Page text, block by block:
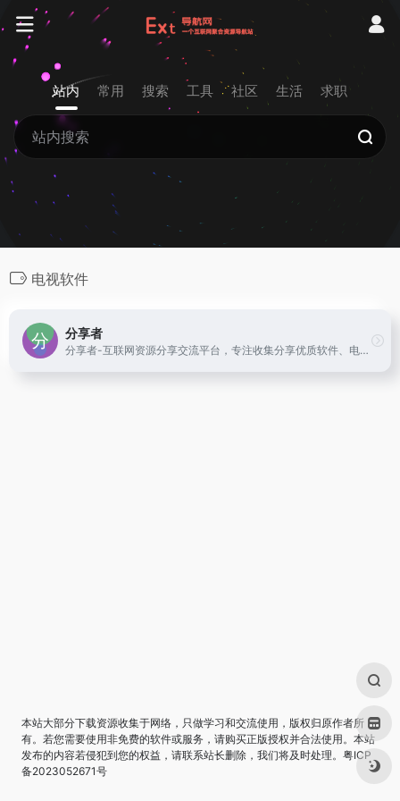
站内 常用 搜索 工具 社区 生活 求职
电视软件
分享者
分享者-互联网资源分享交流平台，专注收集分享优质软件、电视盒子软件、手机软件等资源，并推荐各类互联网好玩的事物！
本站大部分下载资源收集于网络，只做学习和交流使用，版权归原作者所
有。若您需要使用非免费的软件或服务，请购买正版授权并合法使用。本站
发布的内容若侵犯到您的权益，请联系站长删除，我们将及时处理。 粤ICP
备2023052671号